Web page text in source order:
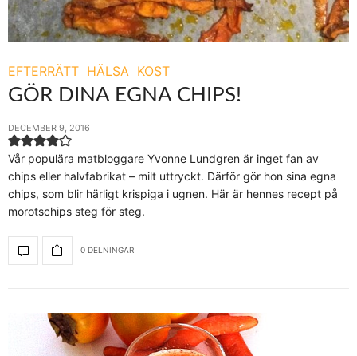
EFTERRÄTT HÄLSA KOST
GÖR DINA EGNA CHIPS!
DECEMBER 9, 2016
Vår populära matbloggare Yvonne Lundgren är inget fan av
chips eller halvfabrikat – milt uttryckt. Därför gör hon sina egna
chips, som blir härligt krispiga i ugnen. Här är hennes recept på
morotschips steg för steg.
0 DELNINGAR